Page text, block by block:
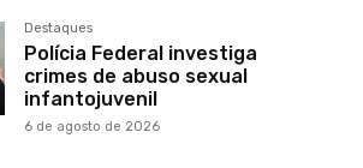
Destaques
Polícia Federal investiga
crimes de abuso sexual
infantojuvenil
6 de agosto de 2026